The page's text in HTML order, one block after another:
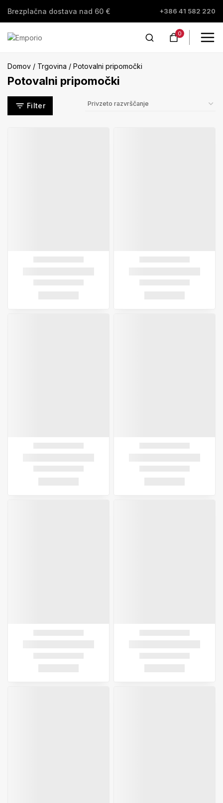
Brezplačna dostava nad 60 € +386 41 582 220
0
Domov / Trgovina / Potovalni pripomočki
Potovalni pripomočki
Filter